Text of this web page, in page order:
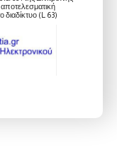
αποτελεσματική
(L 63)